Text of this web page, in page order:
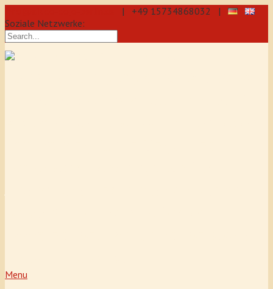
| +49 15734868032 |
Soziale Netzwerke:
Menu